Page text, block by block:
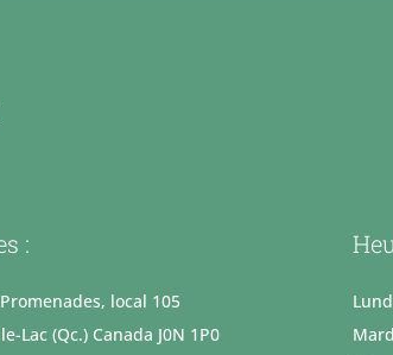
:
local 105
Lac (Qc.) Canada J0N 1P0